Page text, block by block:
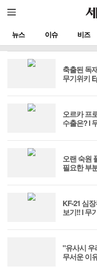
뉴스 이슈 비즈
축출된 독
무기위키
오르카 프
수출은? l
오랜 숙원
필요한 부
KF-21 심
보기!! l 무
"유사시 우
무서운 이